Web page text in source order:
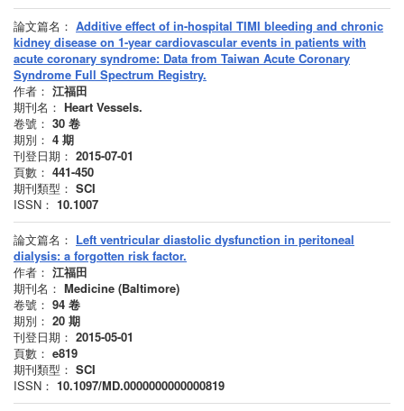
論文篇名： Additive effect of in-hospital TIMI bleeding and chronic
kidney disease on 1-year cardiovascular events in patients with
acute coronary syndrome: Data from Taiwan Acute Coronary
Syndrome Full Spectrum Registry.
作者： 江福田
期刊名： Heart Vessels.
卷號： 30 卷
期別： 4 期
刊登日期： 2015-07-01
頁數： 441-450
期刊類型： SCI
ISSN： 10.1007
論文篇名： Left ventricular diastolic dysfunction in peritoneal
dialysis: a forgotten risk factor.
作者： 江福田
期刊名： Medicine (Baltimore)
卷號： 94 卷
期別： 20 期
刊登日期： 2015-05-01
頁數： e819
期刊類型： SCI
ISSN： 10.1097/MD.0000000000000819